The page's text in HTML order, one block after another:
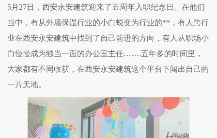
5月27日，西安永安建筑迎来了五周年入职纪念日。在他们
当中，有从外墙保温行业的小白蜕变为行业的**，有人跨行
业在西安永安建筑中找到了自己前进的方向，有人从职场小
白慢慢成为独当一面的办公室主任…….五年多的时间里，
大家都有不同收获，在西安永安建筑这个平台下闯出自己的
一片天地。